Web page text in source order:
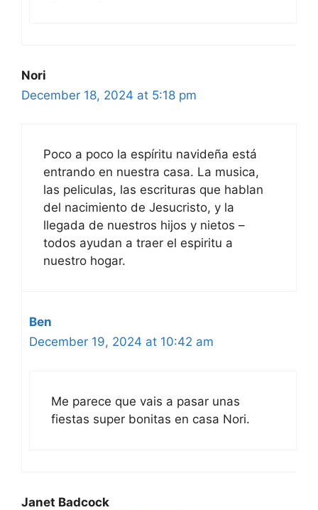
Nori
December 18, 2024 at 5:18 pm
Poco a poco la espíritu navideña está
entrando en nuestra casa. La musica,
las peliculas, las escrituras que hablan
del nacimiento de Jesucristo, y la
llegada de nuestros hijos y nietos –
todos ayudan a traer el espiritu a
nuestro hogar.
Ben
December 19, 2024 at 10:42 am
Me parece que vais a pasar unas
fiestas super bonitas en casa Nori.
Janet Badcock